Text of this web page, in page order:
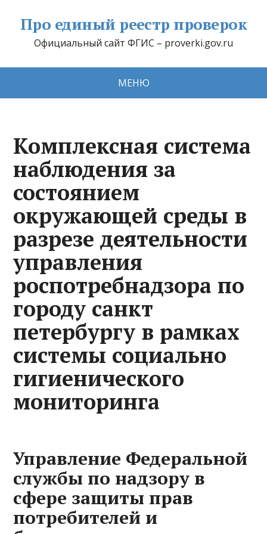
Про единый реестр проверок
Официальный сайт ФГИС – proverki.gov.ru
МЕНЮ
Комплексная система
наблюдения за
состоянием
окружающей среды в
разрезе деятельности
управления
роспотребнадзора по
городу санкт
петербургу в рамках
системы социально
гигиенического
мониторинга
Управление Федеральной
службы по надзору в
сфере защиты прав
потребителей и